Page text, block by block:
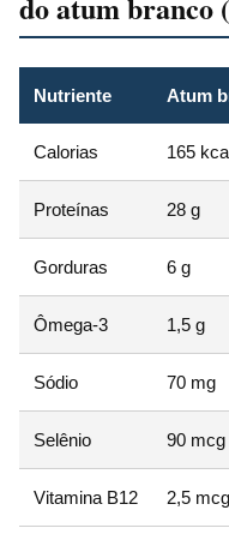
Nutriente Atum
Calorias 165
Proteínas 28 g
Gorduras 6 g
Ômega-3 1,5 g
Sódio 70 mg
Selênio 90 mcg
Vitamina B12 2,5 mcg